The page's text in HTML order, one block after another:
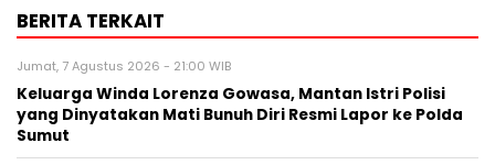
BERITA TERKAIT
Jumat, 7 Agustus 2026 - 21:00 WIB
Keluarga Winda Lorenza Gowasa, Mantan Istri Polisi
yang Dinyatakan Mati Bunuh Diri Resmi Lapor ke Polda
Sumut